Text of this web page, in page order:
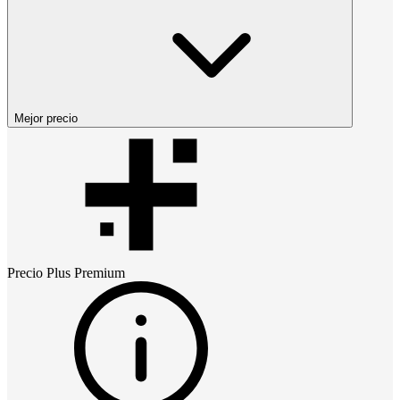
Mejor precio
Precio Plus Premium